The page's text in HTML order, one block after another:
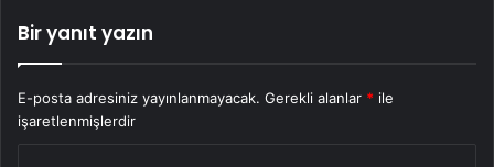
Bir yanıt yazın
E-posta adresiniz yayınlanmayacak. Gerekli alanlar * ile
işaretlenmişlerdir